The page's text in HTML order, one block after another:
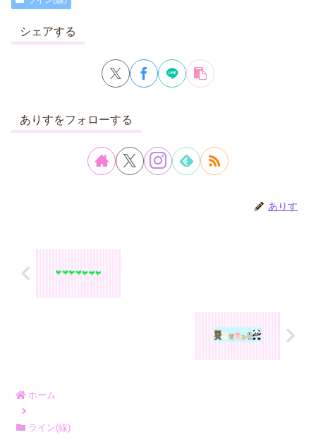
シェアする
ありすをフォローする
ありす
ホーム
ライン(線)